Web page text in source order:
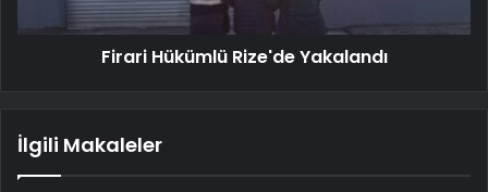
Firari Hükümlü Rize'de Yakalandı
İlgili Makaleler